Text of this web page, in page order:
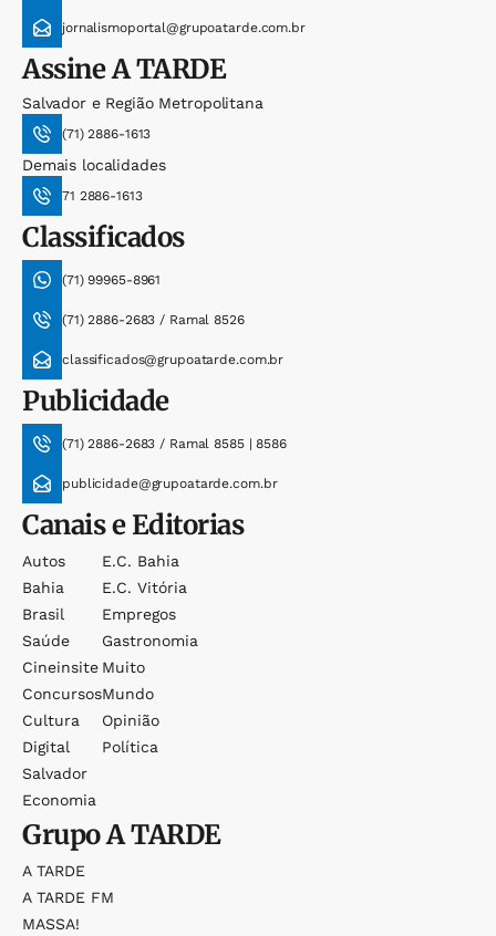
jornalismoportal@grupoatarde.com.br
AssineA TARDE
Salvador e Região Metropolitana
(71) 2886-1613
Demais localidades
71 2886-1613
Classificados
(71) 99965-8961
(71) 2886-2683 / Ramal 8526
classificados@grupoatarde.com.br
Publicidade
(71) 2886-2683 / Ramal 8585 | 8586
publicidade@grupoatarde.com.br
Canais e Editorias
Autos
Bahia
Brasil
Saúde
Cineinsite
Concursos
Cultura
Digital
Salvador
Economia
E.c. Bahia
E.c. Vitória
Empregos
Gastronomia
Muito
Mundo
Opinião
Política
GrupoA TARDE
A TARDE
A TARDE FM
MASSA!